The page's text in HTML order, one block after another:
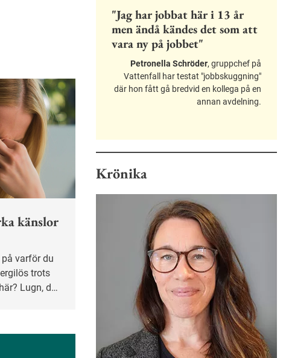
känslor
trots
Lugn, du
"Jag har jobbat här i 13 år
men ändå kändes det som att
vara ny på jobbet"
Petronella Schröder, gruppchef på
Vattenfall har testat "jobbskuggning"
där hon fått gå bredvid en kollega på en
annan avdelning.
Krönika